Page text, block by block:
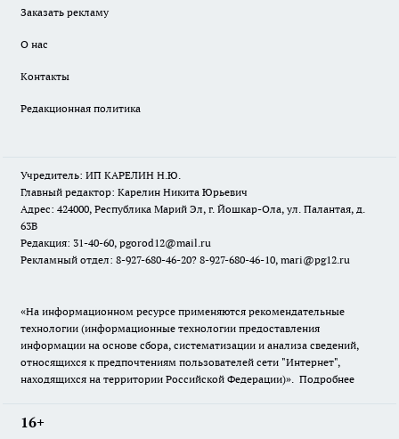
Заказать рекламу
О нас
Контакты
Редакционная политика
Учредитель: ИП КАРЕЛИН Н.Ю.
Главный редактор: Карелин Никита Юрьевич
Адрес: 424000, Республика Марий Эл, г. Йошкар-Ола, ул. Палантая, д.
63В
Редакция: 31-40-60, pgorod12@mail.ru
Рекламный отдел: 8-927-680-46-20? 8-927-680-46-10, mari@pg12.ru
«На информационном ресурсе применяются рекомендательные
технологии (информационные технологии предоставления
информации на основе сбора, систематизации и анализа сведений,
относящихся к предпочтениям пользователей сети "Интернет",
находящихся на территории Российской Федерации)». Подробнее
16+